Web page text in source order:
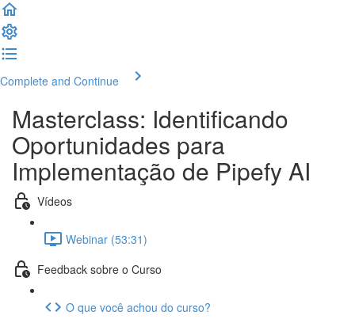
Complete and Continue
Masterclass: Identificando
Oportunidades para
Implementação de Pipefy AI
Vídeos
Webinar (53:31)
Feedback sobre o Curso
O que você achou do curso?